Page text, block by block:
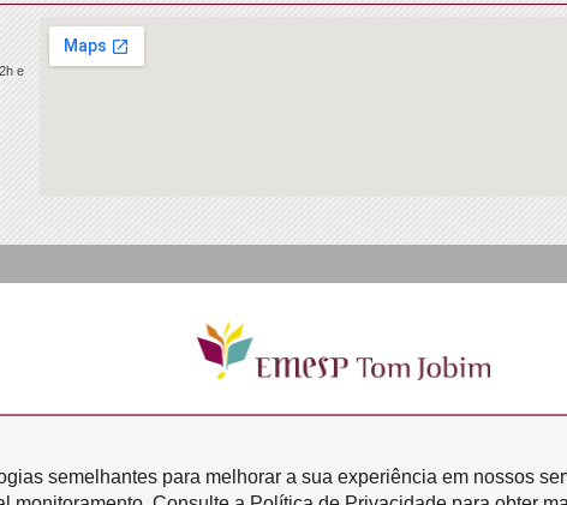
e
Transparência
semelhantes para melhorar a sua experiência em nossos